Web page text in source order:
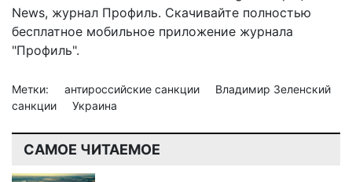
News, журнал Профиль. Скачивайте полностью
бесплатное мобильное приложение журнала
"Профиль".
Метки: антироссийские санкции
Владимир Зеленский
санкции
Украина
САМОЕ ЧИТАЕМОЕ